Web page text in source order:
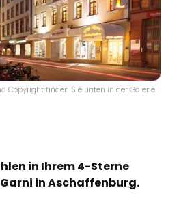
Copyright finden Sie unten in der Galerie.
in Ihrem 4-Sterne
in Aschaffenburg.